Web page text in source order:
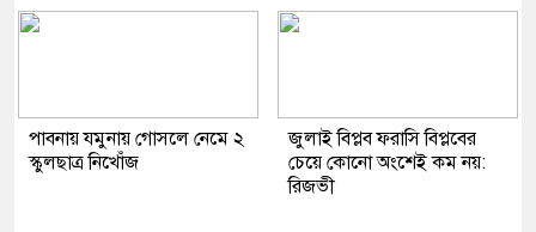
পাবনায় যমুনায় গোসলে নেমে ২
স্কুলছাত্র নিখোঁজ
জুলাই বিপ্লব ফরাসি বিপ্লবের
চেয়ে কোনো অংশেই কম নয়:
রিজভী